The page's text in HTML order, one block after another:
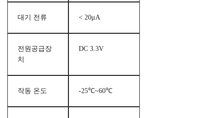
대기 전류 < 20μA
전원공급장
치
DC 3.3V
작동 온도 -25℃~60℃